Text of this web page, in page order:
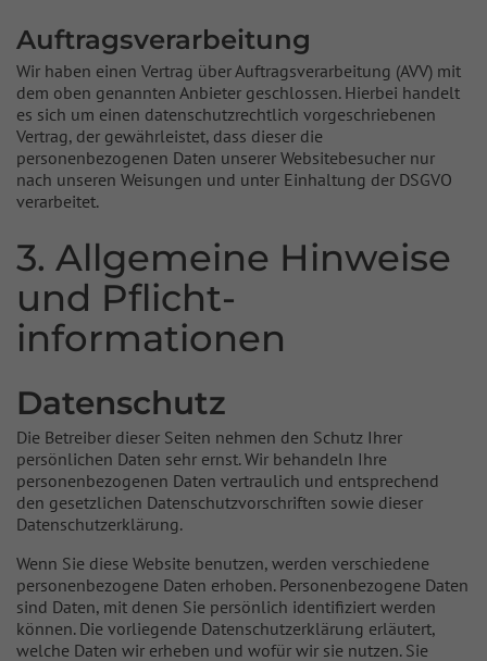
Auftragsverarbeitung
Wir haben einen Vertrag über Auftragsverarbeitung (AVV) mit
dem oben genannten Anbieter geschlossen. Hierbei handelt
es sich um einen datenschutzrechtlich vorgeschriebenen
Vertrag, der gewährleistet, dass dieser die
personenbezogenen Daten unserer Websitebesucher nur
nach unseren Weisungen und unter Einhaltung der DSGVO
verarbeitet.
3. Allgemeine Hinweise
und Pflicht­
informationen
Datenschutz
Die Betreiber dieser Seiten nehmen den Schutz Ihrer
persönlichen Daten sehr ernst. Wir behandeln Ihre
personenbezogenen Daten vertraulich und entsprechend
den gesetzlichen Datenschutzvorschriften sowie dieser
Datenschutzerklärung.
Wenn Sie diese Website benutzen, werden verschiedene
personenbezogene Daten erhoben. Personenbezogene Daten
sind Daten, mit denen Sie persönlich identifiziert werden
können. Die vorliegende Datenschutzerklärung erläutert,
welche Daten wir erheben und wofür wir sie nutzen. Sie